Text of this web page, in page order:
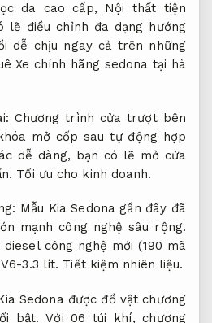
da cao cấp, Nội thất tiện
lẽ điều chỉnh đa dạng hướng
dễ chịu ngay cả trên những
Xe chính hãng sedona tại hà
Chương trình cửa trượt bên
mở cốp sau tự động hợp
dễ dàng, bạn có lẽ mở cửa
Tối ưu cho kinh doanh.
Mẫu Kia Sedona gần đây đã
mạnh công nghệ sâu rộng.
công nghệ mới (190 mã
3.3 lít. Tiết kiệm nhiên liệu.
Sedona được đồ vật chương
bật. Với 06 túi khí, chương